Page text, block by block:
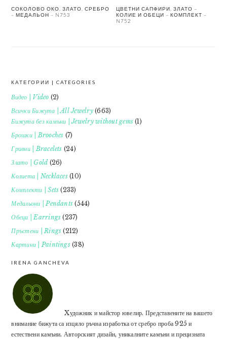
СОКОЛОВО ОКО, ЗЛАТО, СРЕБРО
– МЕДАЛЬОН – N753
ЦВЕТНИ САПФИРИ, ЗЛАТО –
КОЛИЕ И ОБЕЦИ – КОМПЛЕКТ –
N752
FOOTER
КАТЕГОРИИ | CATEGORIES
Видео | Video (2)
Всички Бижута | All Jewelry(663)
Бижута без камъни | Jewelry without gems (1)
Брошки | Brooches (7)
Гривни | Bracelets (24)
Злато | Gold (26)
Колиета | Necklaces(10)
Комплекти | Sets (233)
Медальони | Pendants (544)
Обеци | Earrings (237)
Пръстени | Rings (212)
Картини | Paintings(38)
IRENA GANCHEVA
Xудожник и майстор ювелир. Представените на вашето
внимание бижута са изцяло ръчна изработка от сребро проба 925 и
естествени камъни. Авторският дизайн, уникалните камъни и прецизната